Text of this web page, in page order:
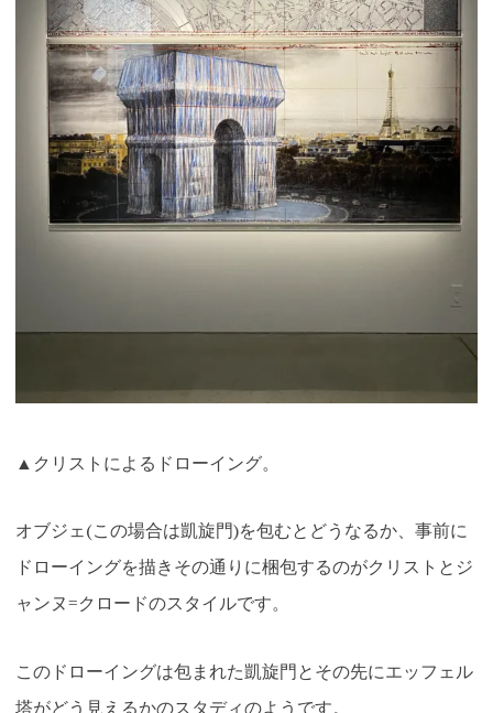
▲クリストによるドローイング。
オブジェ(この場合は凱旋門)を包むとどうなるか、事前に
ドローイングを描きその通りに梱包するのがクリストとジ
ャンヌ=クロードのスタイルです。
このドローイングは包まれた凱旋門とその先にエッフェル
塔がどう見えるかのスタディのようです。